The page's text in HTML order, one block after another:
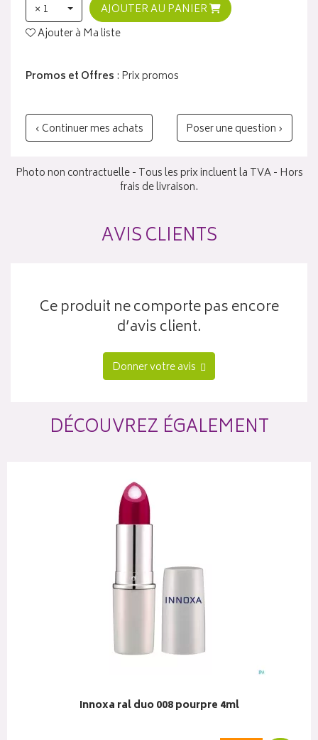
× 1
AJOUTER AU PANIER
Ajouter à Ma liste
Promos et Offres : Prix promos
‹ Continuer mes achats Poser une question ›
Photo non contractuelle - Tous les prix incluent la TVA - Hors
frais de livraison.
AVIS CLIENTS
Ce produit ne comporte pas encore
d’avis client.
Donner votre avis
DÉCOUVREZ ÉGALEMENT
Innoxa ral duo 008 pourpre 4ml